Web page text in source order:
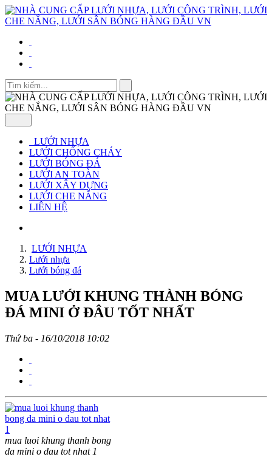
LƯỚI NHỰA
LƯỚI CHỐNG CHÁY
LƯỚI BÓNG ĐÁ
LƯỚI AN TOÀN
LƯỚI XÂY DỰNG
LƯỚI CHE NẮNG
LIÊN HỆ
LƯỚI NHỰA
Lưới nhựa
Lưới bóng đá
MUA LƯỚI KHUNG THÀNH BÓNG
ĐÁ MINI Ở ĐÂU TỐT NHẤT
Thứ ba - 16/10/2018 10:02
mua luoi khung thanh bong
da mini o dau tot nhat 1